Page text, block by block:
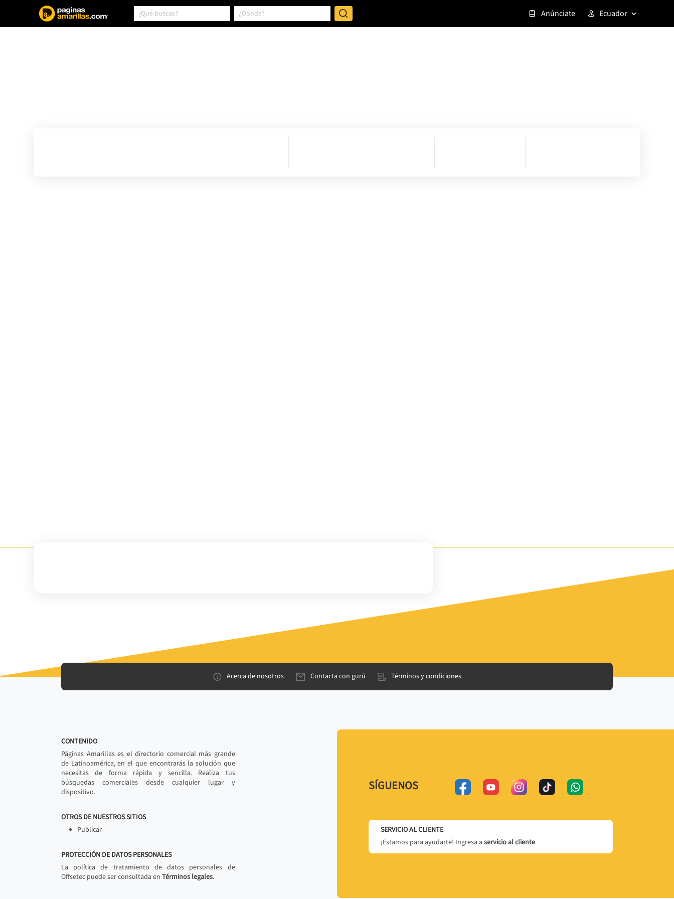
Anúnciate Ecuador
Acerca de nosotros Contacta con gurú Términos y condiciones
CONTENIDO
Páginas Amarillas es el directorio comercial más grande
de Latinoamérica, en el que encontrarás la solución que
necesitas de forma rápida y sencilla. Realiza tus
búsquedas comerciales desde cualquier lugar y
dispositivo.
OTROS DE NUESTROS SITIOS
Publicar
PROTECCIÓN DE DATOS PERSONALES
La política de tratamiento de datos personales de
Offsetec puede ser consultada en Términos legales.
SÍGUENOS
SERVICIO AL CLIENTE
¡Estamos para ayudarte! Ingresa a servicio al cliente.